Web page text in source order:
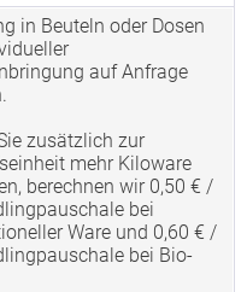
in Beuteln oder Dosen
auf Anfrage
zusätzlich zur
mehr Kiloware
berechnen wir 0,50 € /
bei
Ware und 0,60 € /
bei Bio-